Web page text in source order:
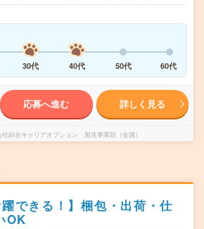
30代 40代 50代 60代
応募へ進む 詳しく見る
社綜合キャリアオプション 製造事業部（全国）
躍できる！】梱包・出荷・仕
OK